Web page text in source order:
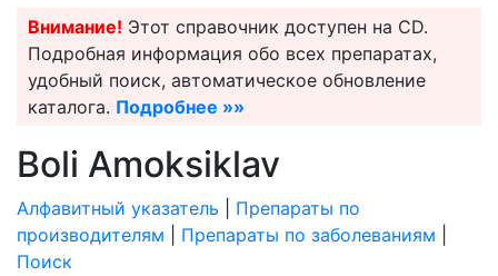
Внимание! Этот справочник доступен на CD.
Подробная информация обо всех препаратах,
удобный поиск, автоматическое обновление
каталога. Подробнее »»
Boli Amoksiklav
Алфавитный указатель
Препараты по
производителям
Препараты по заболеваниям
Поиск